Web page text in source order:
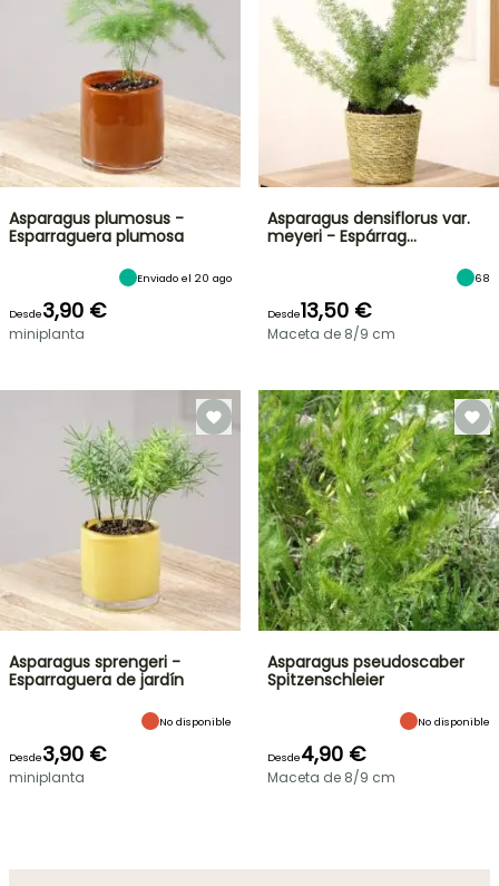
Asparagus plumosus -
Esparraguera plumosa
Enviado el 20 ago
Desde3,90 €
miniplanta
Asparagus densiflorus var.
meyeri - Espárrag…
68
Desde13,50 €
Maceta de 8/9 cm
Asparagus sprengeri -
Esparraguera de jardín
No disponible
Desde3,90 €
miniplanta
Asparagus pseudoscaber
Spitzenschleier
No disponible
Desde4,90 €
Maceta de 8/9 cm